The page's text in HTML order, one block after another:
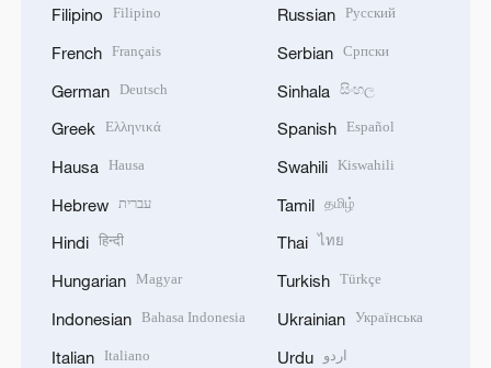
Filipino Filipino
French Français
German Deutsch
Greek Ελληνικά
Hausa Hausa
Hebrew עברית
Hindi हिन्दी
Hungarian Magyar
Indonesian Bahasa Indonesia
Italian Italiano
Russian Русский
Serbian Српски
Sinhala සිංහල
Spanish Español
Swahili Kiswahili
Tamil தமிழ்
Thai ไทย
Turkish Türkçe
Ukrainian Українська
Urdu اردو